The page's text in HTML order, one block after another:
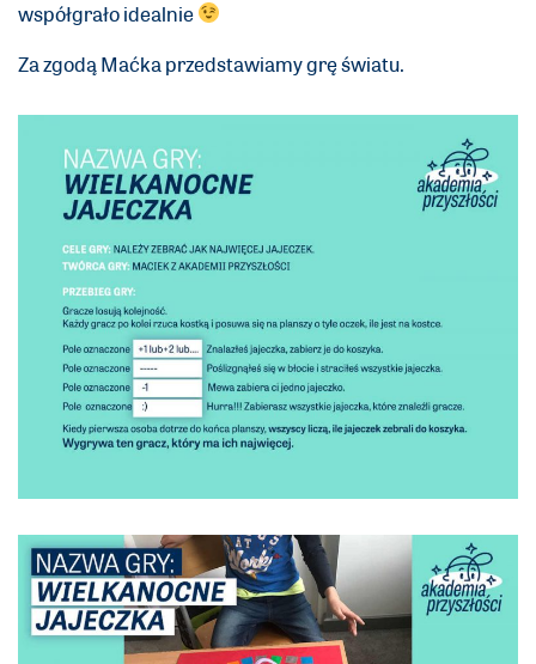
współgrało idealnie
Za zgodą Maćka przedstawiamy grę światu.